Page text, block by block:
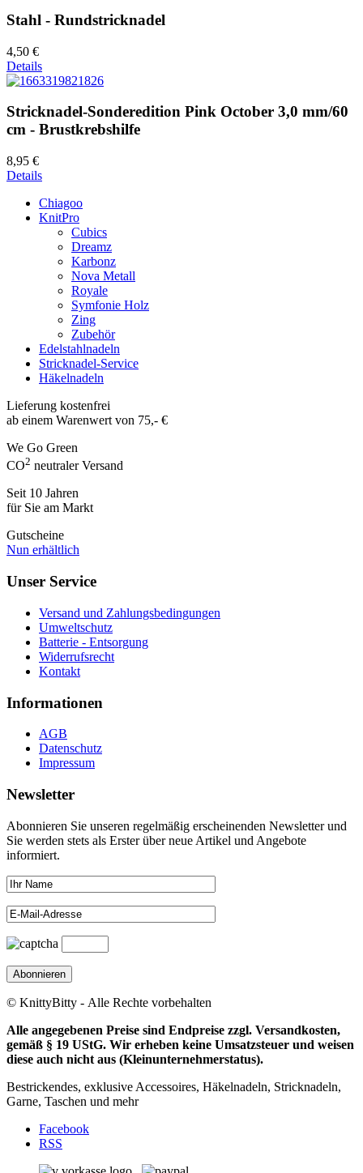
Stahl - Rundstricknadel
4,50 €
Details
Stricknadel-Sonderedition Pink October 3,0 mm/60
cm - Brustkrebshilfe
8,95 €
Details
Chiagoo
KnitPro
Cubics
Dreamz
Karbonz
Nova Metall
Royale
Symfonie Holz
Zing
Zubehör
Edelstahlnadeln
Stricknadel-Service
Häkelnadeln
Lieferung kostenfrei
ab einem Warenwert von 75,- €
We Go Green
CO2 neutraler Versand
Seit 10 Jahren
für Sie am Markt
Gutscheine
Nun erhältlich
Unser Service
Versand und Zahlungsbedingungen
Umweltschutz
Batterie - Entsorgung
Widerrufsrecht
Kontakt
Informationen
AGB
Datenschutz
Impressum
Newsletter
Abonnieren Sie unseren regelmäßig erscheinenden Newsletter und
Sie werden stets als Erster über neue Artikel und Angebote
informiert.
© KnittyBitty - Alle Rechte vorbehalten
Alle angegebenen Preise sind Endpreise zzgl. Versandkosten,
gemäß § 19 UStG. Wir erheben keine Umsatzsteuer und weisen
diese auch nicht aus (Kleinunternehmerstatus).
Bestrickendes, exklusive Accessoires, Häkelnadeln, Stricknadeln,
Garne, Taschen und mehr
Facebook
RSS